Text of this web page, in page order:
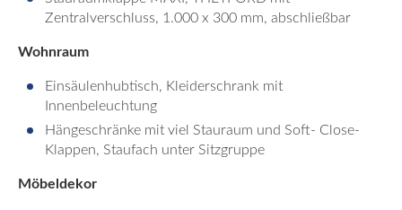
Zentralverschluss, 1.000 x 300 mm, abschließbar
Wohnraum
Einsäulenhubtisch, Kleiderschrank mit
Innenbeleuchtung
Hängeschränke mit viel Stauraum und Soft- Close-
Klappen, Staufach unter Sitzgruppe
Möbeldekor